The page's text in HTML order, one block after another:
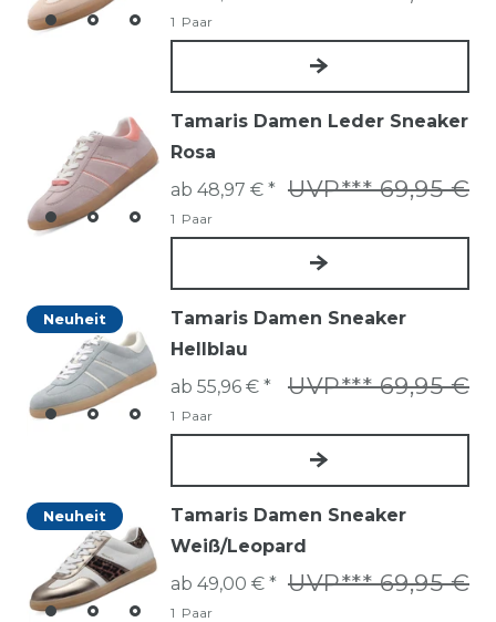
1 Paar
Tamaris Damen Leder Sneaker
Rosa
UVP*** 69,95 €
ab 48,97 € *
1 Paar
Neuheit
Tamaris Damen Sneaker
Hellblau
UVP*** 69,95 €
ab 55,96 € *
1 Paar
Neuheit
Tamaris Damen Sneaker
Weiß/Leopard
UVP*** 69,95 €
ab 49,00 € *
1 Paar